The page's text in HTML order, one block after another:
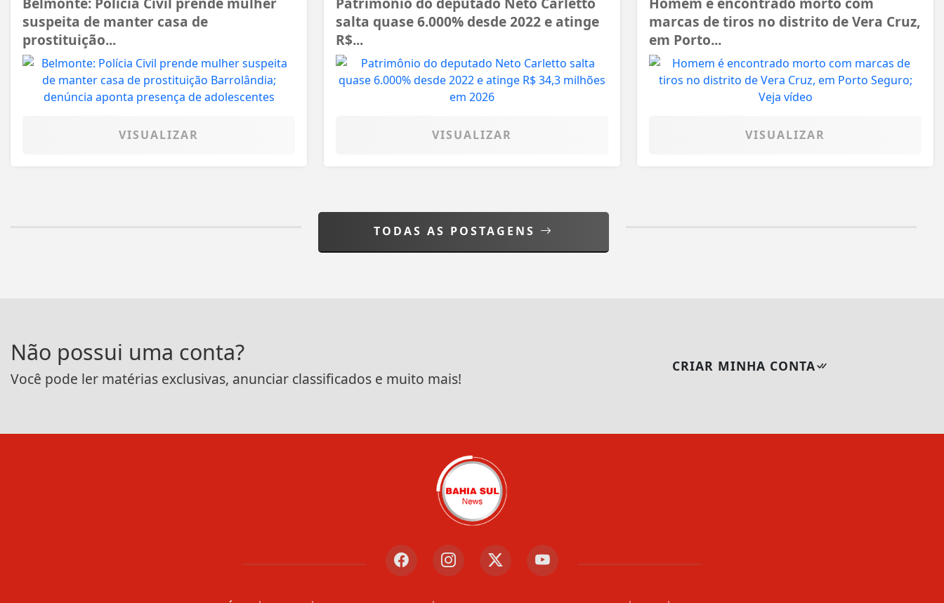
suspeita de manter casa de
prostituição...
VISUALIZAR
salta quase 6.000% desde 2022 e atinge
R$...
VISUALIZAR
marcas de tiros no distrito de Vera Cruz,
em Porto...
VISUALIZAR
TODAS AS POSTAGENS
Não possui uma conta?
Você pode ler matérias exclusivas, anunciar classificados e muito mais!
CRIAR MINHA CONTA